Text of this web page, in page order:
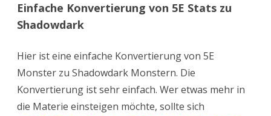
Einfache Konvertierung von 5E Stats zu
Shadowdark
Hier ist eine einfache Konvertierung von 5E
Monster zu Shadowdark Monstern. Die
Konvertierung ist sehr einfach. Wer etwas mehr in
die Materie einsteigen möchte, sollte sich